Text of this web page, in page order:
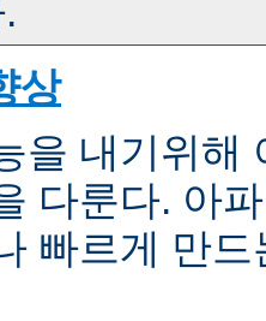
상
을 내기위해
다룬다. 아
빠르게 만